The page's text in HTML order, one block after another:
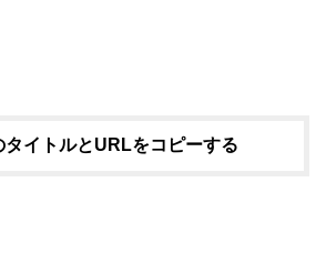
タイトルとURLをコピーする